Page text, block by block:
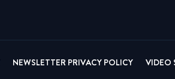
NEWSLETTER PRIVACY POLICY VIDEO